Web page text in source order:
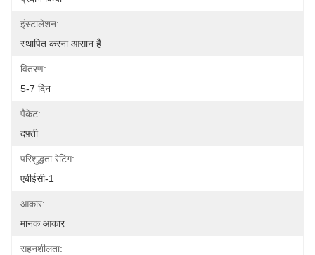
इंस्टालेशन:
स्थापित करना आसान है
वितरण:
5-7 दिन
पैकेट:
दफ़्ती
परिशुद्धता रेटिंग:
एबीईसी-1
आकार:
मानक आकार
सहनशीलता: